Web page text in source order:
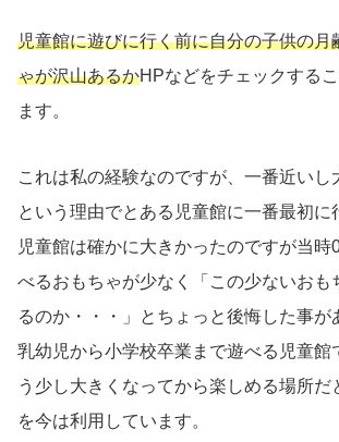
児童館に遊びに行く前に自分の子供の月
ゃが沢山あるかHPなどをチェックする
ます。
これは私の経験なのですが、一番近いし
という理由でとある児童館に一番最初に
児童館は確かに大きかったのですが当時
べるおもちゃが少なく「この少ないおも
るのか・・・」とちょっと後悔した事が
乳幼児から小学校卒業まで遊べる児童館
う少し大きくなってから楽しめる場所だ
を今は利用しています。